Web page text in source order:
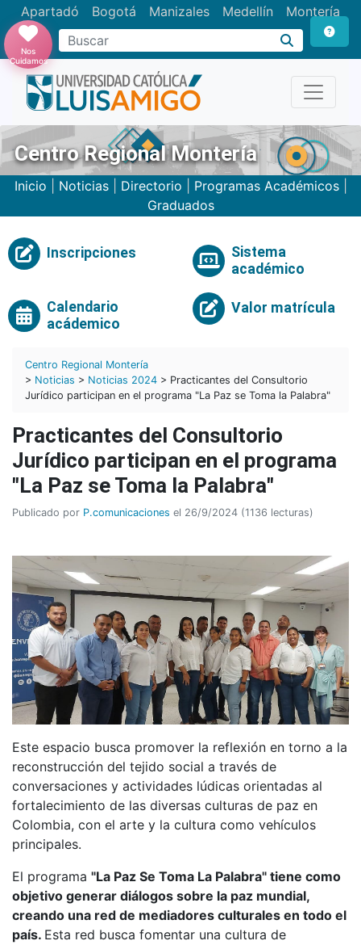
Apartadó Bogotá Manizales Medellín Montería
Nos
Cuidamos
Centro Regional Montería
Inicio Noticias| Directorio Programas Académicos|
Graduados
Inscripciones
Sistema
académico
Calendario
acádemico
Valor matrícula
Centro Regional Montería
> Noticias > Noticias 2024 > Practicantes del Consultorio
Jurídico participan en el programa "La Paz se Toma la Palabra"
Practicantes del Consultorio
Jurídico participan en el programa
"La Paz se Toma la Palabra"
Publicado por P.comunicaciones el 26/9/2024 (1136 lecturas)
Este espacio busca promover la reflexión en torno a la
reconstrucción del tejido social a través de
conversaciones y actividades lúdicas orientadas al
fortalecimiento de las diversas culturas de paz en
Colombia, con el arte y la cultura como vehículos
principales.
El programa "La Paz Se Toma La Palabra" tiene como
objetivo generar diálogos sobre la paz mundial,
creando una red de mediadores culturales en todo el
país. Esta red busca fomentar una cultura de